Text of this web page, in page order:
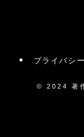
プライバシ
© 2024 著